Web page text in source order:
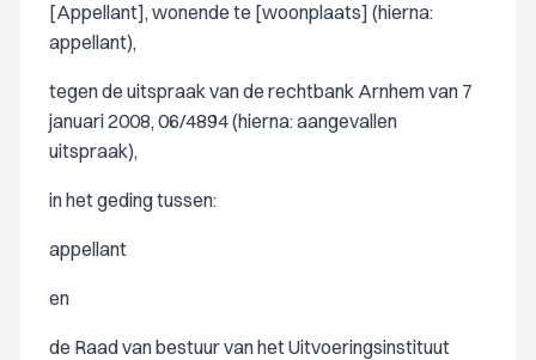
[Appellant], wonende te [woonplaats] (hierna:
appellant),
tegen de uitspraak van de rechtbank Arnhem van 7
januari 2008, 06/4894 (hierna: aangevallen
uitspraak),
in het geding tussen:
appellant
en
de Raad van bestuur van het Uitvoeringsinstituut